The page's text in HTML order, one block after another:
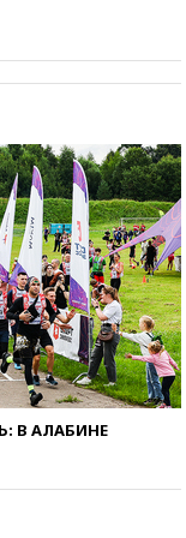
процедуру
для
исключил
на
стрельбе в школе в
погибли пять
рассчитывает
безвизовые
с Индонезией и
на партию
В АЛАБИНЕ